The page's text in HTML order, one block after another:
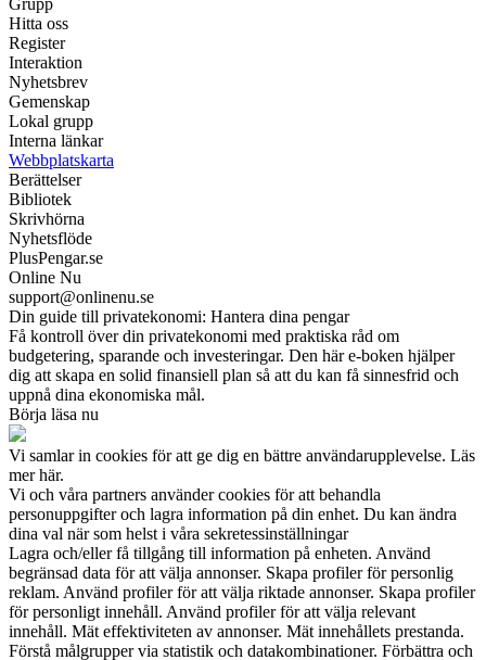
Hitta oss
Register
Interaktion
Nyhetsbrev
Gemenskap
Lokal grupp
Interna länkar
Webbplatskarta
Berättelser
Bibliotek
Skrivhörna
Nyhetsflöde
PlusPengar.se
Online Nu
support@onlinenu.se
Din guide till privatekonomi: Hantera dina pengar
Få kontroll över din privatekonomi med praktiska råd om
budgetering, sparande och investeringar. Den här e-boken hjälper
dig att skapa en solid finansiell plan så att du kan få sinnesfrid och
uppnå dina ekonomiska mål.
Börja läsa nu
Vi samlar in cookies för att ge dig en bättre användarupplevelse. Läs
mer här.
Vi och våra partners använder cookies för att behandla
personuppgifter och lagra information på din enhet. Du kan ändra
dina val när som helst i våra sekretessinställningar
Lagra och/eller få tillgång till information på enheten. Använd
begränsad data för att välja annonser. Skapa profiler för personlig
reklam. Använd profiler för att välja riktade annonser. Skapa profiler
för personligt innehåll. Använd profiler för att välja relevant
innehåll. Mät effektiviteten av annonser. Mät innehållets prestanda.
Förstå målgrupper via statistik och datakombinationer. Förbättra och